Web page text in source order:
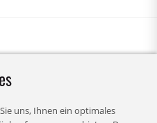
uns, Ihnen ein optimales